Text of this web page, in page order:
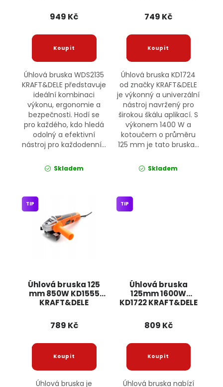
949 Kč
Úhlová bruska WDS2135
KRAFT&DELE představuje
ideální kombinaci
výkonu, ergonomie a
bezpečnosti. Hodí se
pro každého, kdo hledá
odolný a efektivní
nástroj pro každodenní...
Skladem
749 Kč
Úhlová bruska KD1724
od značky KRAFT&DELE
je výkonný a univerzální
nástroj navržený pro
širokou škálu aplikací. S
výkonem 1400 W a
kotoučem o průměru
125 mm je tato bruska...
Skladem
Úhlová bruska 125
mm 850W KD1555
KRAFT&DELE
TIP
789 Kč
Úhlová bruska je
Úhlová bruska
125mm 1600W
KD1722 KRAFT&DELE
TIP
809 Kč
Úhlová bruska nabízí